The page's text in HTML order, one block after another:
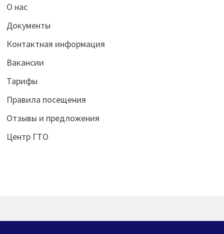
О нас
Документы
Контактная информация
Вакансии
Тарифы
Правила посещения
Отзывы и предложения
Центр ГТО